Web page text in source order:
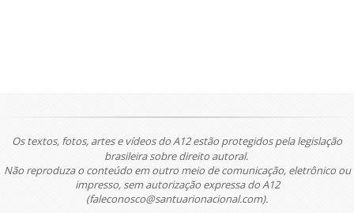
Os textos, fotos, artes e vídeos do A12 estão protegidos pela legislação
brasileira sobre direito autoral.
Não reproduza o conteúdo em outro meio de comunicação, eletrônico ou
impresso, sem autorização expressa do A12
(faleconosco@santuarionacional.com).